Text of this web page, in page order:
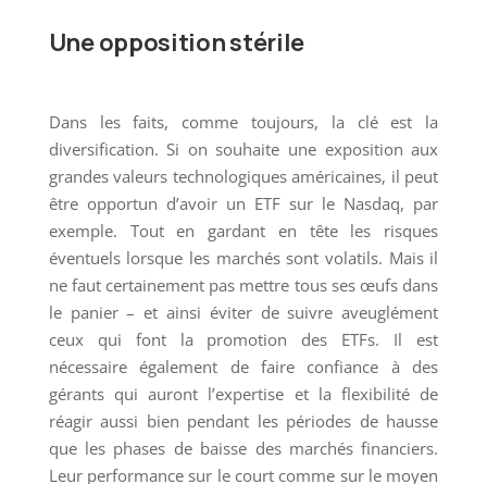
Une opposition stérile
Dans les faits, comme toujours, la clé est la
diversification. Si on souhaite une exposition aux
grandes valeurs technologiques américaines, il peut
être opportun d’avoir un ETF sur le Nasdaq, par
exemple. Tout en gardant en tête les risques
éventuels lorsque les marchés sont volatils. Mais il
ne faut certainement pas mettre tous ses œufs dans
le panier – et ainsi éviter de suivre aveuglément
ceux qui font la promotion des ETFs. Il est
nécessaire également de faire confiance à des
gérants qui auront l’expertise et la flexibilité de
réagir aussi bien pendant les périodes de hausse
que les phases de baisse des marchés financiers.
Leur performance sur le court comme sur le moyen